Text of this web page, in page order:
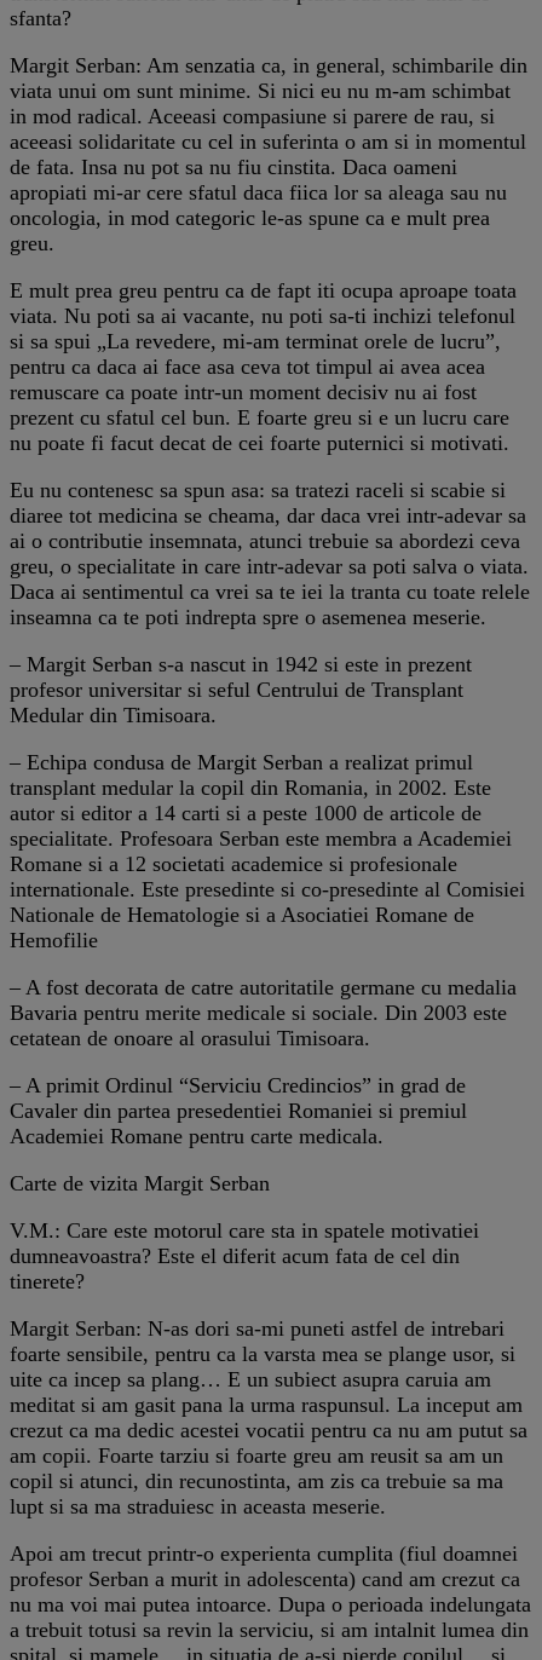
sfanta?
Margit Serban: Am senzatia ca, in general, schimbarile din
viata unui om sunt minime. Si nici eu nu m-am schimbat
in mod radical. Aceeasi compasiune si parere de rau, si
aceeasi solidaritate cu cel in suferinta o am si in momentul
de fata. Insa nu pot sa nu fiu cinstita. Daca oameni
apropiati mi-ar cere sfatul daca fiica lor sa aleaga sau nu
oncologia, in mod categoric le-as spune ca e mult prea
greu.
E mult prea greu pentru ca de fapt iti ocupa aproape toata
viata. Nu poti sa ai vacante, nu poti sa-ti inchizi telefonul
si sa spui „La revedere, mi-am terminat orele de lucru”,
pentru ca daca ai face asa ceva tot timpul ai avea acea
remuscare ca poate intr-un moment decisiv nu ai fost
prezent cu sfatul cel bun. E foarte greu si e un lucru care
nu poate fi facut decat de cei foarte puternici si motivati.
Eu nu contenesc sa spun asa: sa tratezi raceli si scabie si
diaree tot medicina se cheama, dar daca vrei intr-adevar sa
ai o contributie insemnata, atunci trebuie sa abordezi ceva
greu, o specialitate in care intr-adevar sa poti salva o viata.
Daca ai sentimentul ca vrei sa te iei la tranta cu toate relele
inseamna ca te poti indrepta spre o asemenea meserie.
– Margit Serban s-a nascut in 1942 si este in prezent
profesor universitar si seful Centrului de Transplant
Medular din Timisoara.
– Echipa condusa de Margit Serban a realizat primul
transplant medular la copil din Romania, in 2002. Este
autor si editor a 14 carti si a peste 1000 de articole de
specialitate. Profesoara Serban este membra a Academiei
Romane si a 12 societati academice si profesionale
internationale. Este presedinte si co-presedinte al Comisiei
Nationale de Hematologie si a Asociatiei Romane de
Hemofilie
– A fost decorata de catre autoritatile germane cu medalia
Bavaria pentru merite medicale si sociale. Din 2003 este
cetatean de onoare al orasului Timisoara.
– A primit Ordinul “Serviciu Credincios” in grad de
Cavaler din partea presedentiei Romaniei si premiul
Academiei Romane pentru carte medicala.
Carte de vizita Margit Serban
V.M.: Care este motorul care sta in spatele motivatiei
dumneavoastra? Este el diferit acum fata de cel din
tinerete?
Margit Serban: N-as dori sa-mi puneti astfel de intrebari
foarte sensibile, pentru ca la varsta mea se plange usor, si
uite ca incep sa plang… E un subiect asupra caruia am
meditat si am gasit pana la urma raspunsul. La inceput am
crezut ca ma dedic acestei vocatii pentru ca nu am putut sa
am copii. Foarte tarziu si foarte greu am reusit sa am un
copil si atunci, din recunostinta, am zis ca trebuie sa ma
lupt si sa ma straduiesc in aceasta meserie.
Apoi am trecut printr-o experienta cumplita (fiul doamnei
profesor Serban a murit in adolescenta) cand am crezut ca
nu ma voi mai putea intoarce. Dupa o perioada indelungata
a trebuit totusi sa revin la serviciu, si am intalnit lumea din
spital, si mamele… in situatia de a-si pierde copilul… si